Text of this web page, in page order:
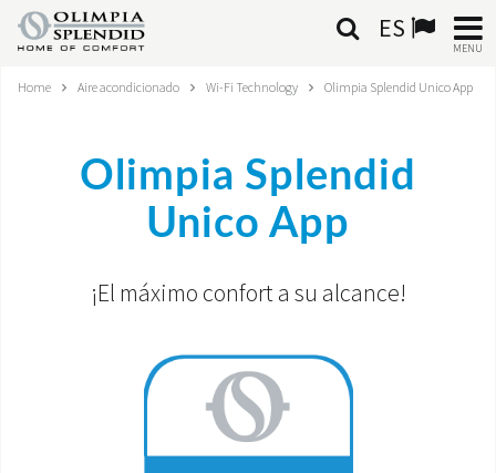
ES
MENU
ESPAÑOL
AIRE ACONDICIONADO
TRATAMIENTO DEL AIRE
SISTEMAS INTEGRADOS
Home Aire acondicionado Wi-Fi Technology Olimpia Splendid Unico App
Olimpia Splendid
Unico App
¡El máximo confort a su alcance!